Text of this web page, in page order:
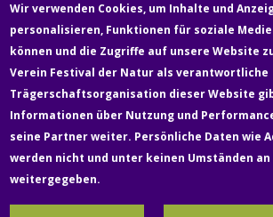
info@parcolaveggio.ch
Fußzeile
Newsletter Über uns Kontakt
Wir verwenden Cookies, um Inhalte und
personalisieren, Funktionen für soziale
können und die Zugriffe auf unsere Website
Verein Festival der Natur als verantwortliche
Trägerschaftsorganisation dieser Website
Informationen über Nutzung und
seine Partner weiter. Persönliche Daten wie
werden nicht und unter keinen Umständen
weitergegeben.